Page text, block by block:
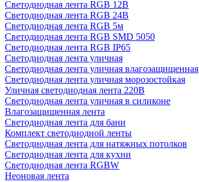
Светодиодная лента RGB 12В
Светодиодная лента RGB 24В
Светодиодная лента RGB 5м
Светодиодная лента RGB SMD 5050
Светодиодная лента RGB IP65
Светодиодная лента уличная
Светодиодная лента уличная влагозащищенная
Светодиодная лента уличная морозостойкая
Уличная светодиодная лента 220В
Светодиодная лента уличная в силиконе
Влагозащищенная лента
Светодиодная лента для бани
Комплект светодиодной ленты
Светодиодная лента для натяжных потолков
Светодиодная лента для кухни
Светодиодная лента RGBW
Неоновая лента